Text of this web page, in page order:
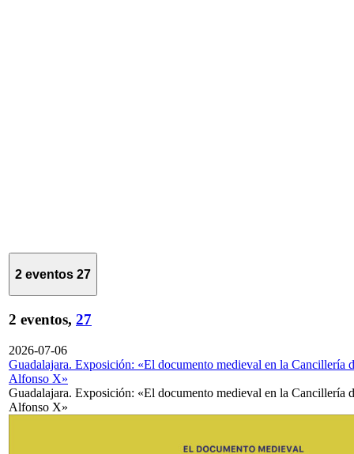
2 eventos 27
2 eventos, 27
2026-07-06
Guadalajara. Exposición: «El documento medieval en la Cancillería
Alfonso X»
Guadalajara. Exposición: «El documento medieval en la Cancillería
Alfonso X»